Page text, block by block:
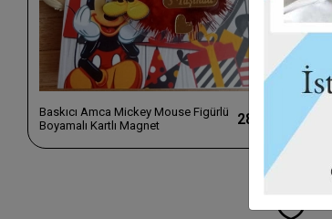
Baskıcı Amca Mickey Mouse Figürlü
Boyamalı Kartlı Magnet
28,00 TL